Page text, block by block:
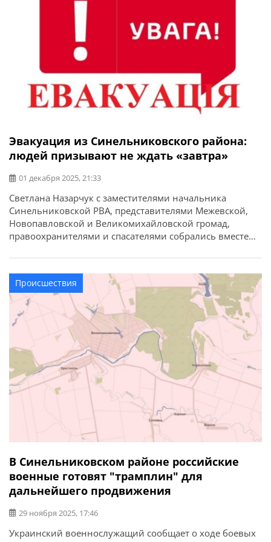
Эвакуация из Синельниковского района:
людей призывают не ждать «завтра»
01 декабря 2025, 21:33
Светлана Назарчук с заместителями начальника
Синельниковской РВА, представителями Межевской,
Новопавловской и Великомихайловской громад,
правоохранителями и спасателями собрались вместе
сообщает Синельниковская РВА. В первую очередь
речь шла об обязательной эвакуации из отдельных
населенных пунктов указанных громад. Определили
порядок процесса: логистику, места размещения. Всем
выезжающим оказывается психологическое,
юридическое сопровождение, финансовая поддержка.
Происшествия
В Синельниковском районе российские
военные готовят "трамплин" для
дальнейшего продвижения
29 ноября 2025, 17:46
Украинский военнослужащий сообщает о ходе боевых